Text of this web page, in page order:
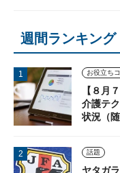
週間ランキング
【８月
介護テ
状況（随
話題
ヤタガ